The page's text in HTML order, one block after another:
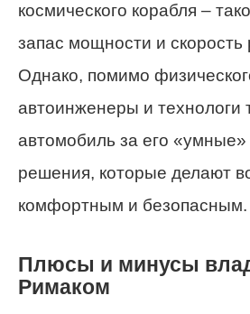
космического корабля –
запас мощности и скорость
Однако, помимо
автоинженеры и технологи
автомобиль за его
решения, которые делают
комфортным и безопасным.
Плюсы и минусы
Римаком